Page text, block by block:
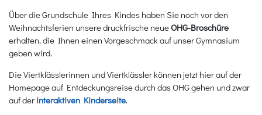
Über die Grundschule Ihres Kindes haben Sie noch vor den
Weihnachtsferien unsere druckfrische neueOHG-Broschüre
erhalten, die Ihnen einen Vorgeschmack auf unser Gymnasium
geben wird.
Die Viertklässlerinnen und Viertklässler können jetzt hier auf der
Homepage auf Entdeckungsreise durch das OHG gehen und zwar
auf der interaktiven Kinderseite.